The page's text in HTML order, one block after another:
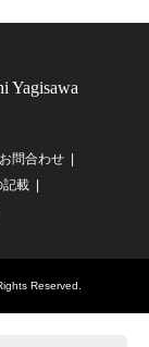
Yagisawa
お問合わせ
記載
Reserved.